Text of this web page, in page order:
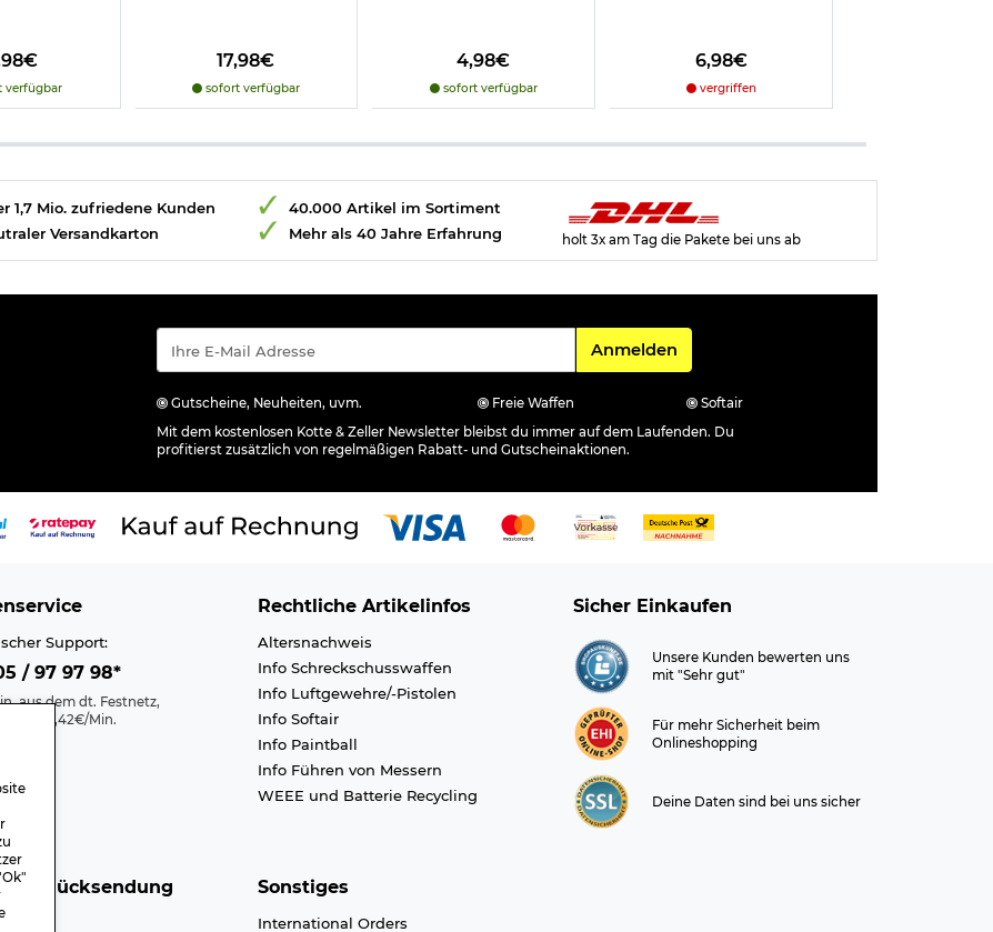
verfügbar
17,98€
sofort verfügbar
4,98€
sofort verfügbar
6,98€
vergriffen
1,7 Mio. zufriedene Kunden
Versandkarton
40.000 Artikel im Sortiment
Mehr als 40 Jahre Erfahrung
holt 3x am Tag die Pakete bei uns ab
Für den Newsletter
Anmelden
Gutscheine, Neuheiten, uvm. Freie Waffen
Softair
Mit dem kostenlosen Kotte & Zeller Newsletter bleibst du immer auf dem Laufenden. Du
profitierst zusätzlich von regelmäßigen Rabatt- und Gutscheinaktionen.
Support:
/ 97 97 98*
aus dem dt. Festnetz,
max. 0,42€/Min.
Z
Rechtliche Artikelinfos
Altersnachweis
Info Schreckschusswaffen
Info Luftgewehre/-Pistolen
Info Softair
Info Paintball
Info Führen von Messern
WEEE und Batterie Recycling
& Rücksendung Sonstiges
International Orders
Sicher Einkaufen
Unsere Kunden bewerten uns
mit "Sehr gut"
Für mehr Sicherheit beim
Onlineshopping
Deine Daten sind bei uns sicher